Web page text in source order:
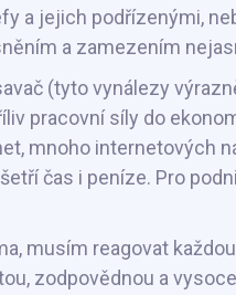
a jejich podřízenými,
a zamezením
(tyto vynálezy
pracovní síly do
mnoho internetových
čas i peníze. Pro
musím reagovat
zodpovědnou a